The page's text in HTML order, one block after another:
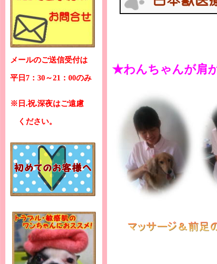
メールのご送信受付は
平日7：30～21：00のみ
※日.祝.深夜はご遠慮
ください。
★わんちゃんが肩